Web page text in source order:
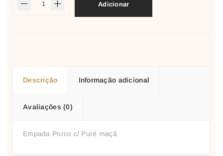
Adicionar
Descrição Informação adicional
Avaliações (0)
Empada Porco c/ Puré maçã